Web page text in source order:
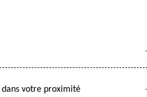
votre proximité